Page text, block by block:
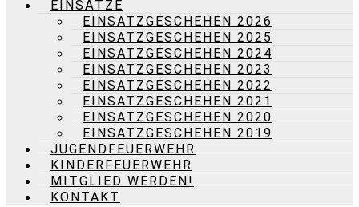
EINSÄTZE
EINSATZGESCHEHEN 2026
EINSATZGESCHEHEN 2025
EINSATZGESCHEHEN 2024
EINSATZGESCHEHEN 2023
EINSATZGESCHEHEN 2022
EINSATZGESCHEHEN 2021
EINSATZGESCHEHEN 2020
EINSATZGESCHEHEN 2019
JUGENDFEUERWEHR
KINDERFEUERWEHR
MITGLIED WERDEN!
KONTAKT